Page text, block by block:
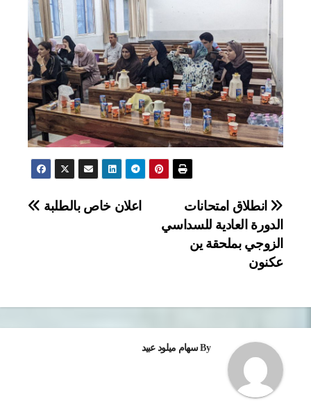
تصفّح
المقالات
اعلان خاص بالطلبة
انطلاق امتحانات
الدورة العادية للسداسي
الزوجي بملحقة ين
عكنون
By سهام ميلود عبيد